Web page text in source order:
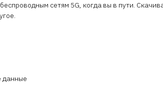
сетям 5G, когда вы в пути.
данные